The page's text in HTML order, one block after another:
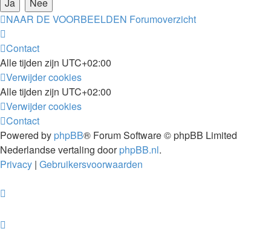
NAAR DE VOORBEELDEN Forumoverzicht
Contact
Alle tijden zijn UTC+02:00
Verwijder cookies
Alle tijden zijn UTC+02:00
Verwijder cookies
Contact
Powered by phpBB® Forum Software © phpBB Limited
Nederlandse vertaling doorphpBB.nl.
Privacy | Gebruikersvoorwaarden